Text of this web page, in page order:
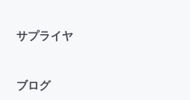
サプライヤ
ブログ